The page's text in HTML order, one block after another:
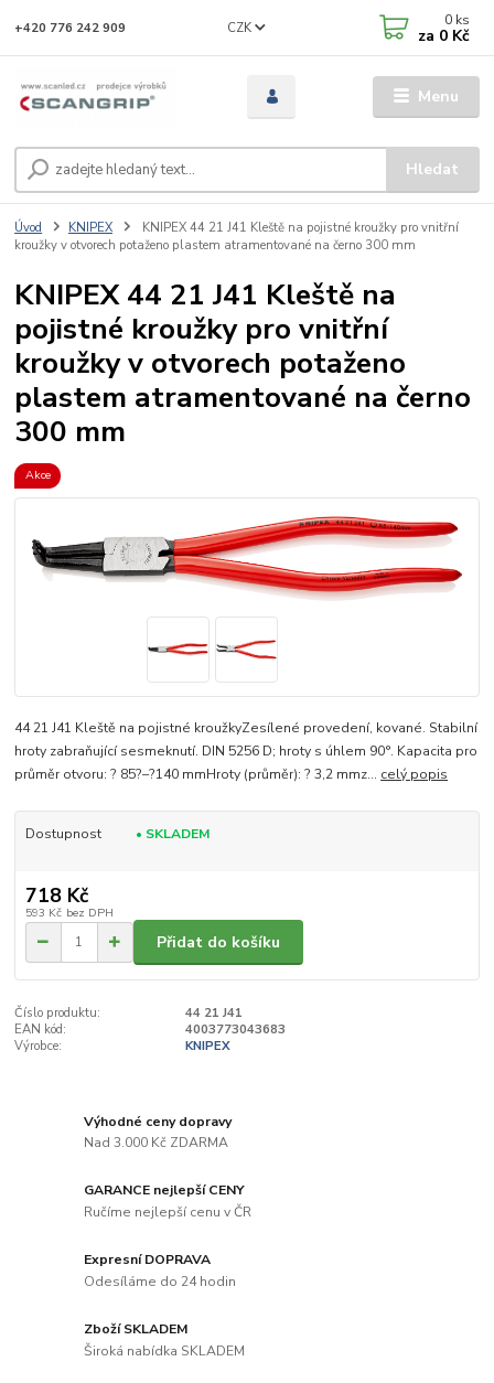
Menu
CZK
Hledat
+420 776 242 909 0 ks
za 0 Kč
Úvod KNIPEX
KNIPEX 44 21 J41 Kleště na pojistné kroužky pro vnitřní
kroužky v otvorech potaženo plastem atramentované na černo 300 mm
KNIPEX 44 21 J41 Kleště na
pojistné kroužky pro vnitřní
kroužky v otvorech potaženo
plastem atramentované na černo
300 mm
Akce
44 21 J41 Kleště na pojistné kroužkyZesílené provedení, kované. Stabilní
hroty zabraňující sesmeknutí. DIN 5256 D; hroty s úhlem 90°. Kapacita pro
průměr otvoru: ? 85?–?140 mmHroty (průměr): ? 3,2 mmz... celý popis
Dostupnost • SKLADEM
718 Kč
593 Kč bez DPH
Přidat do košíku
Číslo produktu:
44 21 J41
EAN kód:
4003773043683
Výrobce:
KNIPEX
Výhodné ceny dopravy
Nad 3.000 Kč ZDARMA
GARANCE nejlepší CENY
Ručíme nejlepší cenu v ČR
Expresní DOPRAVA
Odesíláme do 24 hodin
Zboží SKLADEM
Široká nabídka SKLADEM